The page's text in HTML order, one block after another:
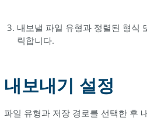
슬
설
내보낼 파일 유형과 정렬된 형식
릭합니다.
내보내기 설정
파일 유형과 저장 경로를 선택한 후